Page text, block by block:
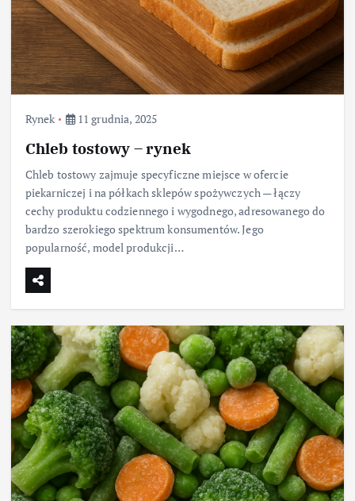
Rynek 11 grudnia, 2025
Chleb tostowy – rynek
Chleb tostowy zajmuje specyficzne miejsce w ofercie
piekarniczej i na półkach sklepów spożywczych — łączy
cechy produktu codziennego i wygodnego, adresowanego do
bardzo szerokiego spektrum konsumentów. Jego
popularność, model produkcji…